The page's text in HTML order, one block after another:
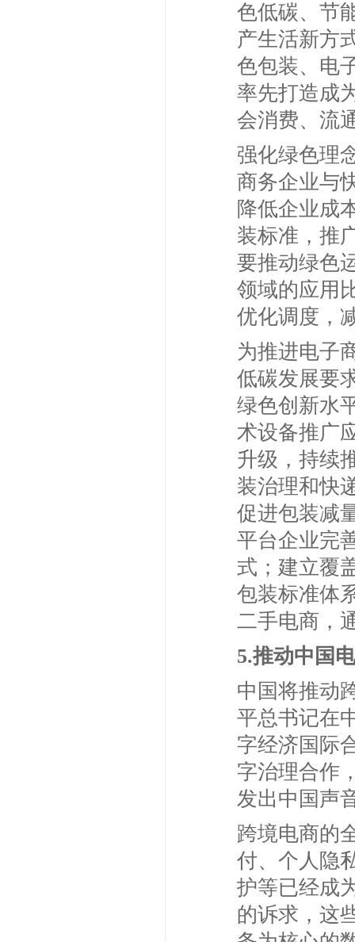
色低碳、节
产生活新方
色包装、电
率先打造成
会消费、流
强化绿色理
商务企业与
降低企业成
装标准，推
要推动绿色
领域的应用
优化调度，
为推进电子
低碳发展要
绿色创新水
术设备推广
升级，持续
装治理和快
促进包装减
平台企业完
式；建立覆
包装标准体
二手电商，
5.推动中国
中国将推动
平总书记在
字经济国际
字治理合作
发出中国声
跨境电商的
付、个人隐
护等已经成
的诉求，这